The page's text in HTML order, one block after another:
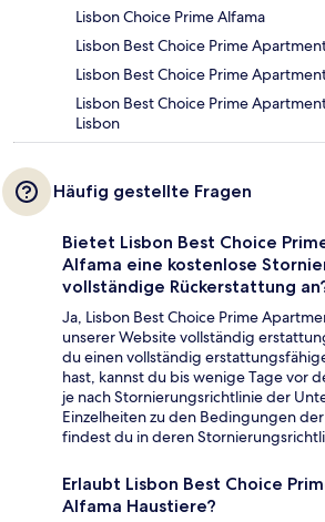
Lisbon Choice Prime Alfama
Lisbon Best Choice Prime
Lisbon Best Choice Prime
Lisbon Best Choice Prime
Lisbon
Häufig gestellte Fragen
Bietet Lisbon Best Choice
Alfama eine kostenlose
vollständige Rückerstattung
Ja, Lisbon Best Choice Prime
unserer Website vollständig
du einen vollständig
hast, kannst du bis wenige Tage vor
je nach Stornierungsrichtlinie der
Einzelheiten zu den Bedingungen
findest du in deren
Erlaubt Lisbon Best Choice
Alfama Haustiere?